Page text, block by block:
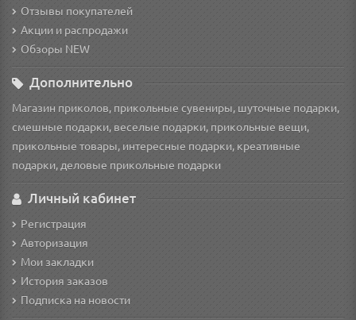
Отзывы покупателей
Акции и распродажи
Обзоры NEW
Дополнительно
Магазин приколов, прикольные сувениры, шуточные подарки,
смешные подарки, веселые подарки, прикольные вещи,
прикольные товары, интересные подарки, креативные
подарки, деловые прикольные подарки
Личный кабинет
Регистрация
Авторизация
Мои закладки
История заказов
Подписка на новости